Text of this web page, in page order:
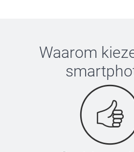
Waarom